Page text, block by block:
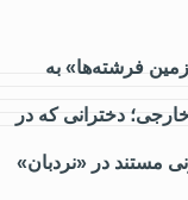
فرشته‌ها» به
دخترانی که در
مستند در «نردبان»